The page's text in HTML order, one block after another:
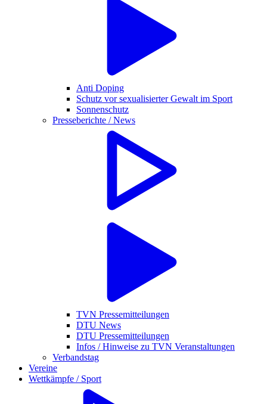
Anti Doping
Schutz vor sexualisierter Gewalt im Sport
Sonnenschutz
Presseberichte / News
TVN Pressemitteilungen
DTU News
DTU Pressemitteilungen
Infos / Hinweise zu TVN Veranstaltungen
Verbandstag
Vereine
Wettkämpfe / Sport